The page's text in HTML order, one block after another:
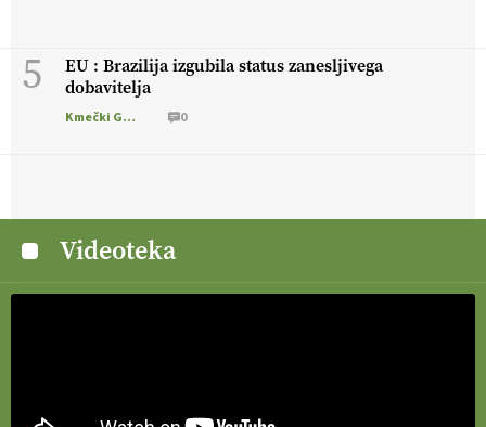
5
EU : Brazilija izgubila status zanesljivega
dobavitelja
Kmečki Glas 0
Videoteka